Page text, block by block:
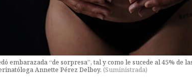
embarazada “de sorpresa”, tal y como le sucede al 45% de
Annette Pérez Delboy. (Suministrada)